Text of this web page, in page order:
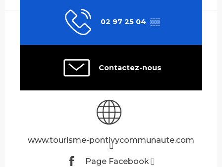
02 97 25 04 ▒▒
Contactez-nous
www.tourisme-pontivycommunaute.com
Page Facebook